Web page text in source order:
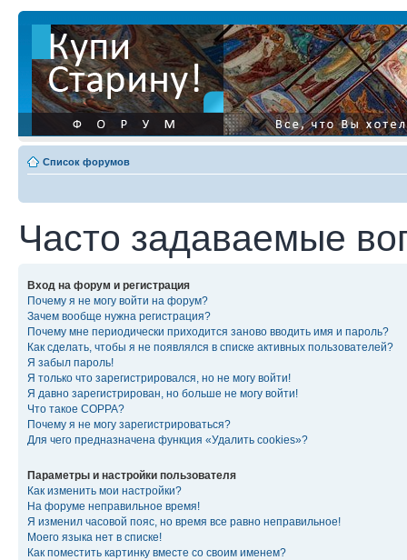
Список форумов
Часто задаваемые
Вход на форум и регистрация
Почему я не могу войти на форум?
Зачем вообще нужна регистрация?
Почему мне периодически приходится заново вводить имя и пароль?
Как сделать, чтобы я не появлялся в списке активных пользователей?
Я забыл пароль!
Я только что зарегистрировался, но не могу войти!
Я давно зарегистрирован, но больше не могу войти!
Что такое COPPA?
Почему я не могу зарегистрироваться?
Для чего предназначена функция «Удалить cookies»?
Параметры и настройки пользователя
Как изменить мои настройки?
На форуме неправильное время!
Я изменил часовой пояс, но время все равно неправильное!
Моего языка нет в списке!
Как поместить картинку вместе со своим именем?